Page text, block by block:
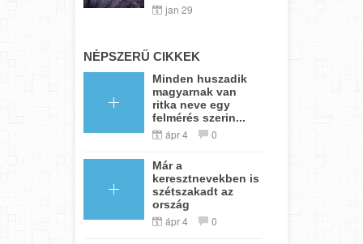
jan 29
NÉPSZERŰ CIKKEK
Minden huszadik
magyarnak van
ritka neve egy
felmérés szerin...
ápr 4 0
Már a
keresztnevekben is
szétszakadt az
ország
ápr 4 0